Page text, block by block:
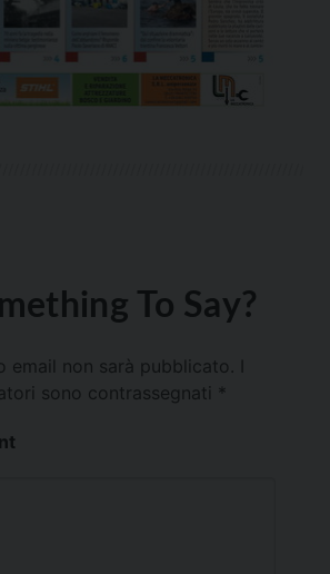
To Say?
email non sarà pubblicato.
sono contrassegnati *